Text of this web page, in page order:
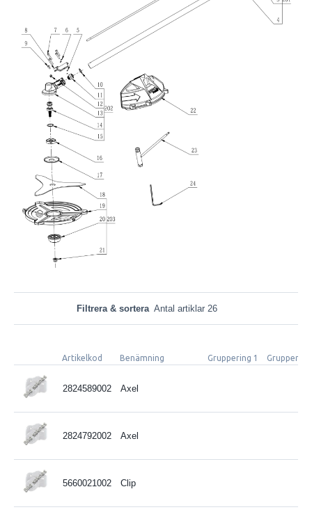
Filtrera & sortera Antal artiklar 26
Artikelkod Benämning Gruppering 1 Gruppering
2824589002 Axel
2824792002 Axel
5660021002 Clip